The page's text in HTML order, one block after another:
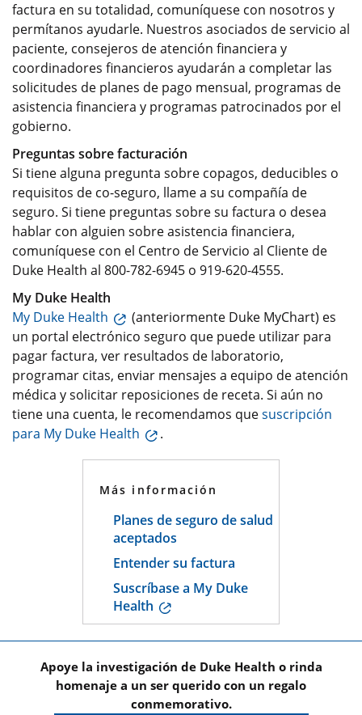
Más información
Planes de seguro de salud
aceptados
Entender su factura
Suscríbase a My Duke
Health
factura en su totalidad, comuníquese con nosotros y
permítanos ayudarle. Nuestros asociados de servicio al
paciente, consejeros de atención financiera y
coordinadores financieros ayudarán a completar las
solicitudes de planes de pago mensual, programas de
asistencia financiera y programas patrocinados por el
gobierno.
Preguntas sobre facturación
Si tiene alguna pregunta sobre copagos, deducibles o
requisitos de co-seguro, llame a su compañía de
seguro. Si tiene preguntas sobre su factura o desea
hablar con alguien sobre asistencia financiera,
comuníquese con el Centro de Servicio al Cliente de
Duke Health al 800-782-6945 o 919-620-4555.
My Duke Health
My Duke Health
(anteriormente Duke MyChart) es
un portal electrónico seguro que puede utilizar para
pagar factura, ver resultados de laboratorio,
programar citas, enviar mensajes a equipo de atención
médica y solicitar reposiciones de receta. Si aún no
tiene una cuenta, le recomendamos quesuscripción
para My Duke Health
.
Apoye la investigación de Duke Health o rinda
homenaje a un ser querido con un regalo
conmemorativo.